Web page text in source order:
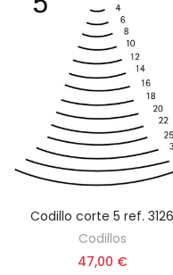
ELEGIR OPCIÓN
Codillo corte 5 ref. 3126
Codillos
47,00 €